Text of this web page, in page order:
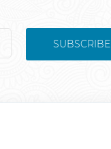
SUBSCRIBE